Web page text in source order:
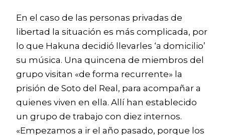
En el caso de las personas privadas de
libertad la situación es más complicada, por
lo que Hakuna decidió llevarles ‘a domicilio’
su música. Una quincena de miembros del
grupo visitan «de forma recurrente» la
prisión de Soto del Real, para acompañar a
quienes viven en ella. Allí han establecido
un grupo de trabajo con diez internos.
«Empezamos a ir el año pasado, porque los